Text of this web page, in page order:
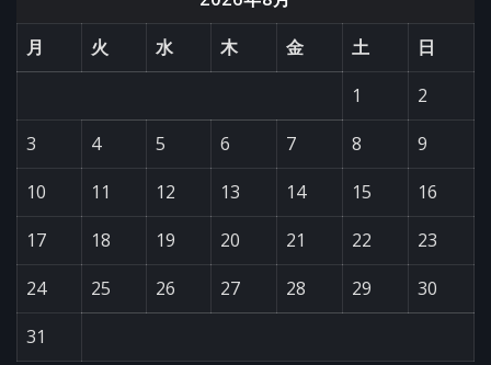
月
火 水 木 金 土
日
1
2
3
4 5 6 7 8
9
10
11 12 13 14 15
16
17
18 19 20 21 22
23
24
25 26 27 28 29
30
31